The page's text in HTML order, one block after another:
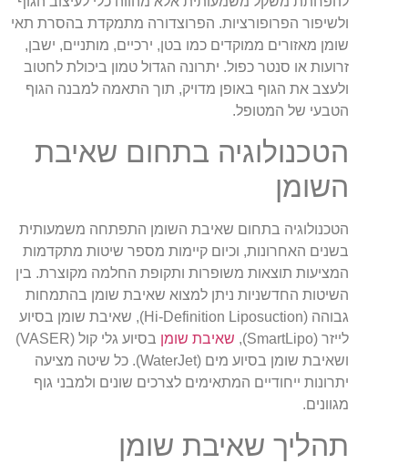
ולשיפור הפרופורציות. הפרוצדורה מתמקדת בהסרת תאי
שומן מאזורים ממוקדים כמו בטן, ירכיים, מותניים, ישבן,
זרועות או סנטר כפול. יתרונה הגדול טמון ביכולת לחטוב
ולעצב את הגוף באופן מדויק, תוך התאמה למבנה הגוף
הטבעי של המטופל.
הטכנולוגיה בתחום שאיבת
השומן
הטכנולוגיה בתחום שאיבת השומן התפתחה משמעותית
בשנים האחרונות, וכיום קיימות מספר שיטות מתקדמות
המציעות תוצאות משופרות ותקופת החלמה מקוצרת. בין
השיטות החדשניות ניתן למצוא שאיבת שומן בהתמחות
גבוהה (Hi-Definition Liposuction), שאיבת שומן בסיוע
לייזר (SmartLipo),
שאיבת שומן
בסיוע גלי קול (VASER)
ושאיבת שומן בסיוע מים (WaterJet). כל שיטה מציעה
יתרונות ייחודיים המתאימים לצרכים שונים ולמבני גוף
מגוונים.
תהליך שאיבת שומן